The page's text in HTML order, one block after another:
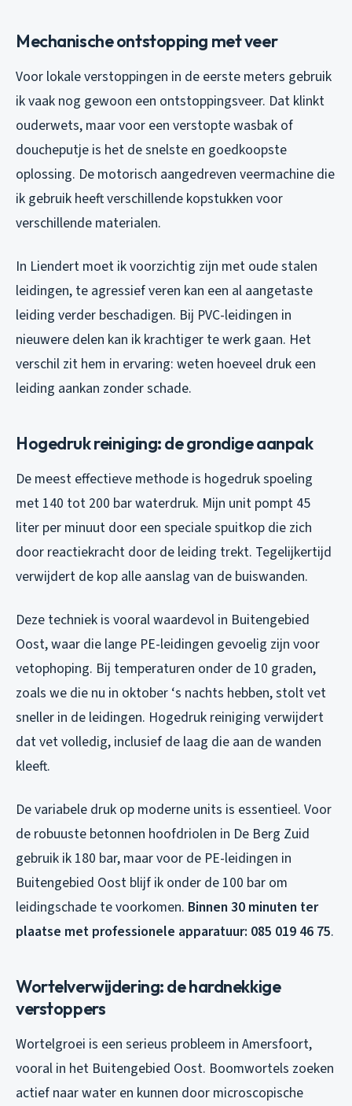
Mechanische ontstopping met veer
Voor lokale verstoppingen in de eerste meters gebruik
ik vaak nog gewoon een ontstoppingsveer. Dat klinkt
ouderwets, maar voor een verstopte wasbak of
doucheputje is het de snelste en goedkoopste
oplossing. De motorisch aangedreven veermachine die
ik gebruik heeft verschillende kopstukken voor
verschillende materialen.
In Liendert moet ik voorzichtig zijn met oude stalen
leidingen, te agressief veren kan een al aangetaste
leiding verder beschadigen. Bij PVC-leidingen in
nieuwere delen kan ik krachtiger te werk gaan. Het
verschil zit hem in ervaring: weten hoeveel druk een
leiding aankan zonder schade.
Hogedruk reiniging: de grondige aanpak
De meest effectieve methode is hogedruk spoeling
met 140 tot 200 bar waterdruk. Mijn unit pompt 45
liter per minuut door een speciale spuitkop die zich
door reactiekracht door de leiding trekt. Tegelijkertijd
verwijdert de kop alle aanslag van de buiswanden.
Deze techniek is vooral waardevol in Buitengebied
Oost, waar die lange PE-leidingen gevoelig zijn voor
vetophoping. Bij temperaturen onder de 10 graden,
zoals we die nu in oktober ‘s nachts hebben, stolt vet
sneller in de leidingen. Hogedruk reiniging verwijdert
dat vet volledig, inclusief de laag die aan de wanden
kleeft.
De variabele druk op moderne units is essentieel. Voor
de robuuste betonnen hoofdriolen in De Berg Zuid
gebruik ik 180 bar, maar voor de PE-leidingen in
Buitengebied Oost blijf ik onder de 100 bar om
leidingschade te voorkomen. Binnen 30 minuten ter
plaatse met professionele apparatuur: 085 019 46 75.
Wortelverwijdering: de hardnekkige
verstoppers
Wortelgroei is een serieus probleem in Amersfoort,
vooral in het Buitengebied Oost. Boomwortels zoeken
actief naar water en kunnen door microscopische